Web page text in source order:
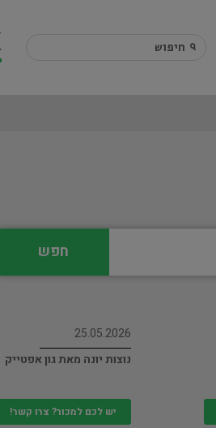
חפש
25.05.2026
נוצות יונה מאת גון אפטייק
יש לכם למכור? צרו קשר!